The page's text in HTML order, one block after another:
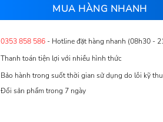
0353 858 586 - Hotline đặt hàng nhanh (08h30 -
Thanh toán tiện lợi với nhiều hình thức
Bảo hành trong suốt thời gian sử dụng do lỗi kỹ
Đổi sản phẩm trong 7 ngày